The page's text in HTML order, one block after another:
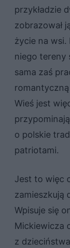
przykładzie
zobrazował
życie na wsi.
niego tereny
sama zaś
Wieś jest
o polskie
patriotami.
Jest to więc
zamieszkują
Wpisuje się
Mickiewicza
z